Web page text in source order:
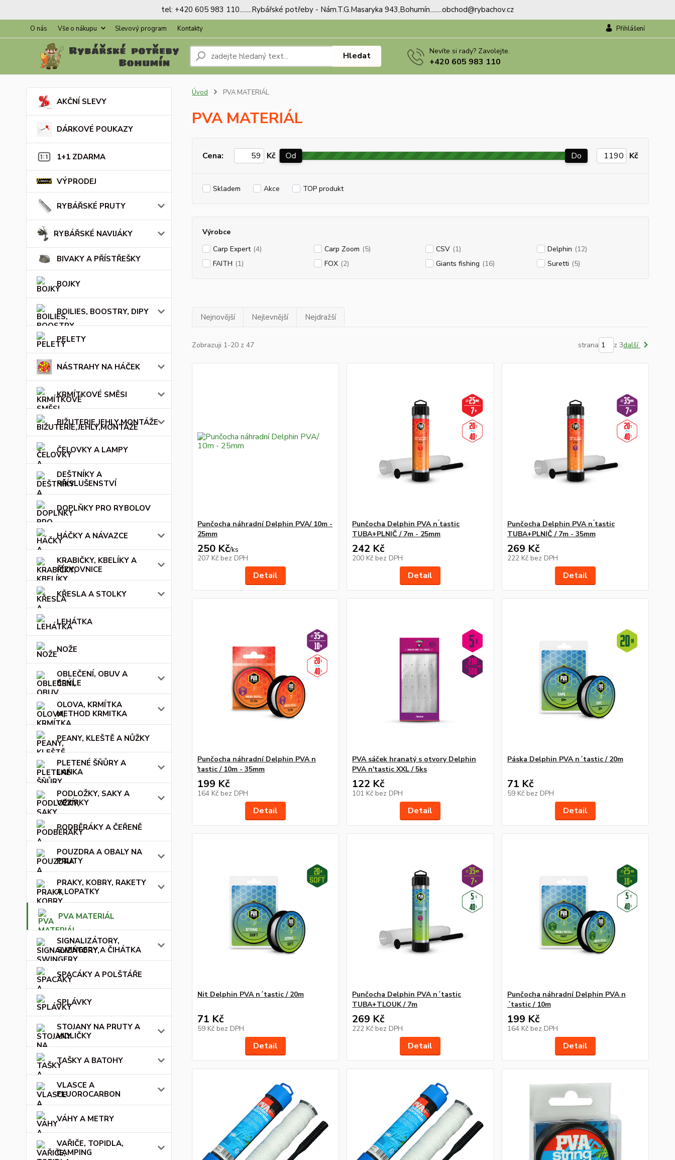
tel: +420 605 983 110........Rybářské potřeby - Nám.T.G.Masaryka 943,Bohumín........obchod@rybachov.cz
O nás Vše o nákupu Slevový program Kontakty Přihlášení
Hledat Nevíte si rady? Zavolejte.
+420 605 983 110
AKČNÍ SLEVY
DÁRKOVÉ POUKAZY
1+1 ZDARMA
VÝPRODEJ
RYBÁŘSKÉ PRUTY
RYBÁŘSKÉ NAVIJÁKY
BIVAKY A PŘÍSTŘEŠKY
BOJKY
BOILIES, BOOSTRY, DIPY
PELETY
NÁSTRAHY NA HÁČEK
KRMÍTKOVÉ SMĚSI
BIŽUTERIE,JEHLY,MONTÁŽE
ČELOVKY A LAMPY
DEŠTNÍKY A
PŘÍSLUŠENSTVÍ
DOPLŇKY PRO RYBOLOV
HÁČKY A NÁVAZCE
KRABIČKY, KBELÍKY A
ŘÍZKOVNICE
KŘESLA A STOLKY
LEHÁTKA
NOŽE
OBLEČENÍ, OBUV A
BRÝLE
OLOVA, KRMÍTKA
METHOD KRMITKA
PEANY, KLEŠTĚ A NŮŽKY
PLETENÉ ŠŇŮRY A
LANKA
PODLOŽKY, SAKY A
VEZÍRKY
PODBĚRÁKY A ČEŘENĚ
POUZDRA A OBALY NA
PRUTY
PRAKY, KOBRY, RAKETY
A LOPATKY
PVA MATERIÁL
SIGNALIZÁTORY,
SWINGERY A ČIHÁTKA
SPACÁKY A POLŠTÁŘE
SPLÁVKY
STOJANY NA PRUTY A
VIDLIČKY
TAŠKY A BATOHY
VLASCE A
FLUOROCARBON
VÁHY A METRY
VAŘIČE, TOPIDLA,
CAMPING
Úvod PVA MATERIÁL
PVA MATERIÁL
Cena: Kč Od Do Kč
Skladem Akce TOP produkt
Výrobce
Carp Expert (4) Carp Zoom (5) CSV (1) Delphin (12)
FAITH (1) FOX (2) Giants fishing (16) Suretti (5)
Nejnovější Nejlevnější Nejdražší
Zobrazuji 1-20 z 47 strana z 3další
Punčocha náhradní Delphin PVA/ 10m -
25mm
250 Kč/ks
207 Kč bez DPH
Detail
Punčocha Delphin PVA n ́tastic
TUBA+PLNIČ / 7m - 25mm
242 Kč
200 Kč bez DPH
Detail
Punčocha Delphin PVA n ́tastic
TUBA+PLNIČ / 7m - 35mm
269 Kč
222 Kč bez DPH
Detail
Punčocha náhradní Delphin PVA n
́tastic / 10m - 35mm
199 Kč
164 Kč bez DPH
Detail
PVA sáček hranatý s otvory Delphin
PVA n'tastic XXL / 5ks
122 Kč
101 Kč bez DPH
Detail
Páska Delphin PVA n´tastic / 20m
71 Kč
59 Kč bez DPH
Detail
Nit Delphin PVA n´tastic / 20m
71 Kč
59 Kč bez DPH
Detail
Punčocha Delphin PVA n´tastic
TUBA+TLOUK / 7m
269 Kč
222 Kč bez DPH
Detail
Punčocha náhradní Delphin PVA n
´tastic / 10m
199 Kč
164 Kč bez DPH
Detail